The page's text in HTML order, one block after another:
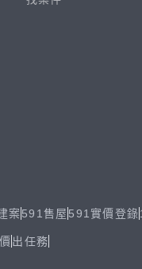
案591售屋 591實價登錄
出任務